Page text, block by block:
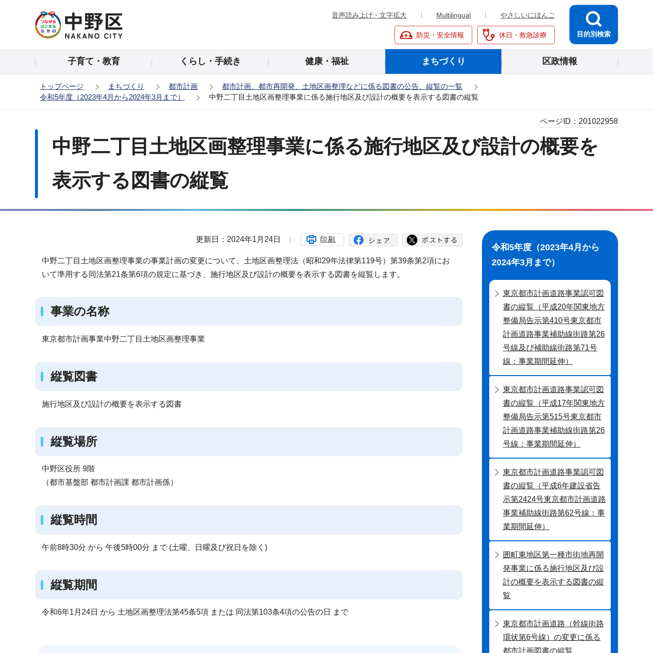
の
音声読み上げ・文字拡大 Multilingual やさしいにほんご
防災・安全情報 休日・救急診療 目的別検索
子育て・教育 くらし・手続き 健康・福祉 まちづくり 区政情報
トップページ まちづくり 都市計画
都市計画、都市再開発、土地区画整理などに係る図書の公告、縦覧の一覧
令和5年度（2023年4月から2024年3月まで）
中野二丁目土地区画整理事業に係る施行地区及び設計の概要を表示する図書の縦覧
中野二丁目土地区画整理事業に係る施行地区及び設計の概要を
表示する図書の縦覧
ページID： 201022958
更新日：2024年1月24日 印刷
中野二丁目土地区画整理事業の事業計画の変更について、土地区画整理法（昭和29年法律第119号）第39条第2項にお
いて準用する同法第21条第6項の規定に基づき、施行地区及び設計の概要を表示する図書を縦覧します。
事業の名称
東京都市計画事業中野二丁目土地区画整理事業
縦覧図書
施行地区及び設計の概要を表示する図書
縦覧場所
中野区役所 9階
（都市基盤部 都市計画課 都市計画係）
縦覧時間
午前8時30分 から 午後5時00分 まで (土曜、日曜及び祝日を除く)
縦覧期間
令和6年1月24日 から 土地区画整理法第45条5項 または 同法第103条4項の公告の日 まで
ナ
ビ
ー
シ
こ
ら
令和5年度（2023年4月から
2024年3月まで）
東京都市計画道路事業認可図
書の縦覧（平成20年関東地方
整備局告示第410号東京都市
計画道路事業補助線街路第26
号線及び補助線街路第71号
線：事業期間延伸）
東京都市計画道路事業認可図
書の縦覧（平成17年関東地方
整備局告示第515号東京都市
計画道路事業補助線街路第26
号線：事業期間延伸）
東京都市計画道路事業認可図
書の縦覧（平成6年建設省告
示第2424号東京都市計画道路
事業補助線街路第62号線：事
業期間延伸）
囲町東地区第一種市街地再開
発事業に係る施行地区及び設
計の概要を表示する図書の縦
覧
東京都市計画道路（幹線街路
環状第6号線）の変更に係る
都市計画図書の縦覧